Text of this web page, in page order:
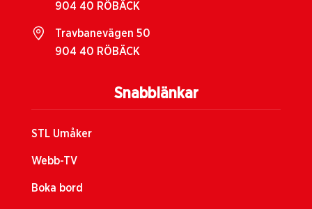
Snabblänkar
STL Umåker
Webb-TV
Boka bord
904 40 RÖBÄCK
Travbanevägen 50
904 40 RÖBÄCK